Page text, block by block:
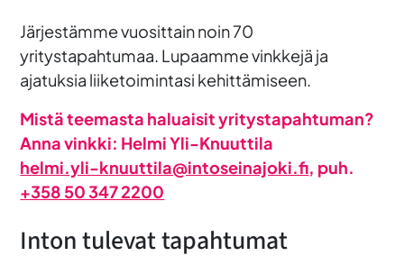
Järjestämme vuosittain noin 70
yritystapahtumaa. Lupaamme vinkkejä ja
ajatuksia liiketoimintasi kehittämiseen.
Mistä teemasta haluaisit yritystapahtuman?
Anna vinkki: Helmi Yli-Knuuttila
helmi.yli-knuuttila@intoseinajoki.fi, puh.
+358 50 347 2200
Inton tulevat tapahtumat